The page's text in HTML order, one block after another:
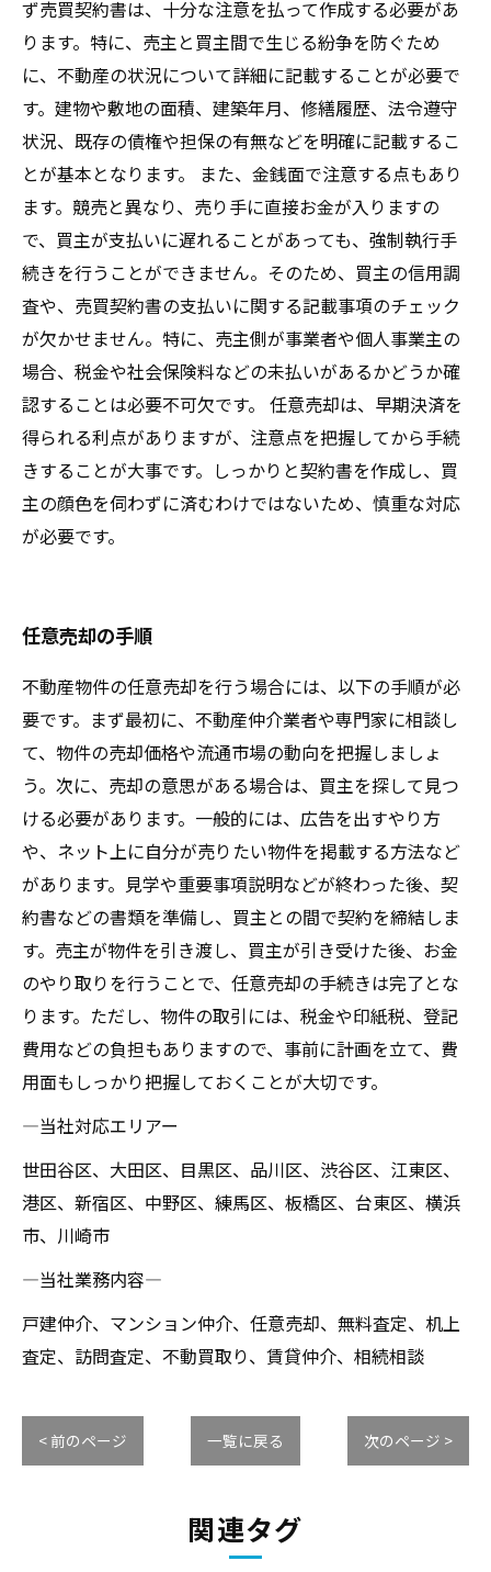
ず売買契約書は、十分な注意を払って作成する必要があ
ります。特に、売主と買主間で生じる紛争を防ぐため
に、不動産の状況について詳細に記載することが必要で
す。建物や敷地の面積、建築年月、修繕履歴、法令遵守
状況、既存の債権や担保の有無などを明確に記載するこ
とが基本となります。 また、金銭面で注意する点もあり
ます。競売と異なり、売り手に直接お金が入りますの
で、買主が支払いに遅れることがあっても、強制執行手
続きを行うことができません。そのため、買主の信用調
査や、売買契約書の支払いに関する記載事項のチェック
が欠かせません。特に、売主側が事業者や個人事業主の
場合、税金や社会保険料などの未払いがあるかどうか確
認することは必要不可欠です。 任意売却は、早期決済を
得られる利点がありますが、注意点を把握してから手続
きすることが大事です。しっかりと契約書を作成し、買
主の顔色を伺わずに済むわけではないため、慎重な対応
が必要です。
任意売却の手順
不動産物件の任意売却を行う場合には、以下の手順が必
要です。まず最初に、不動産仲介業者や専門家に相談し
て、物件の売却価格や流通市場の動向を把握しましょ
う。次に、売却の意思がある場合は、買主を探して見つ
ける必要があります。一般的には、広告を出すやり方
や、ネット上に自分が売りたい物件を掲載する方法など
があります。見学や重要事項説明などが終わった後、契
約書などの書類を準備し、買主との間で契約を締結しま
す。売主が物件を引き渡し、買主が引き受けた後、お金
のやり取りを行うことで、任意売却の手続きは完了とな
ります。ただし、物件の取引には、税金や印紙税、登記
費用などの負担もありますので、事前に計画を立て、費
用面もしっかり把握しておくことが大切です。
―当社対応エリアー
世田谷区、大田区、目黒区、品川区、渋谷区、江東区、
港区、新宿区、中野区、練馬区、板橋区、台東区、横浜
市、川崎市
―当社業務内容―
戸建仲介、マンション仲介、任意売却、無料査定、机上
査定、訪問査定、不動買取り、賃貸仲介、相続相談
< 前のページ 一覧に戻る 次のページ >
関連タグ